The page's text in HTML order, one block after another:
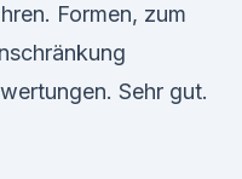
Formen, zum
Sehr gut.